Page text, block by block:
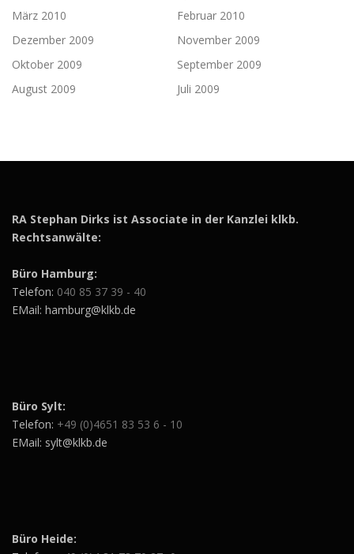
März 2010
Februar 2010
Dezember 2009
November 2009
Oktober 2009
September 2009
August 2009
Juli 2009
RA Stephan Dirks ist Associate in der Kanzlei klkb.
Rechtsanwälte:
Büro Hamburg:
Telefon: 040 85 37 39 - 40
EMail: hamburg@klkb.de
Büro Sylt:
Telefon: +49 (0)4651 83 53 6 - 10
EMail: sylt@klkb.de
Büro Heide: